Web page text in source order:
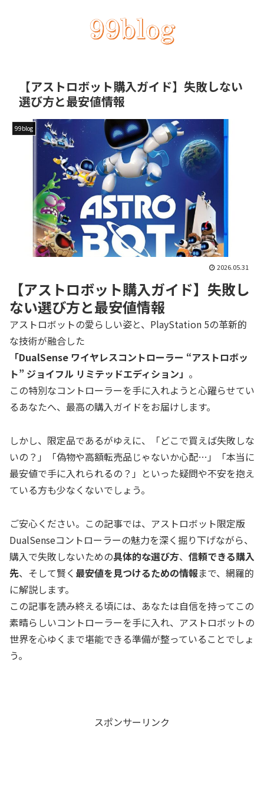
【アストロボット購入ガイド】失敗しない
選び方と最安値情報
99blog
2026.05.31
【アストロボット購入ガイド】失敗し
ない選び方と最安値情報
アストロボットの愛らしい姿と、PlayStation 5の革新的
な技術が融合した
「DualSense ワイヤレスコントローラー “アストロボッ
ト” ジョイフル リミテッドエディション」 。
この特別なコントローラーを手に入れようと心躍らせてい
るあなたへ、最高の購入ガイドをお届けします。
しかし、限定品であるがゆえに、「どこで買えば失敗しな
いの？」「偽物や高額転売品じゃないか心配…」「本当に
最安値で手に入れられるの？」といった疑問や不安を抱え
ている方も少なくないでしょう。
ご安心ください。この記事では、アストロボット限定版
DualSenseコントローラーの魅力を深く掘り下げながら、
購入で失敗しないための具体的な選び方、 信頼できる購入
先、そして賢く 最安値を見つけるための情報まで、網羅的
に解説します。
この記事を読み終える頃には、あなたは自信を持ってこの
素晴らしいコントローラーを手に入れ、アストロボットの
世界を心ゆくまで堪能できる準備が整っていることでしょ
う。
スポンサーリンク